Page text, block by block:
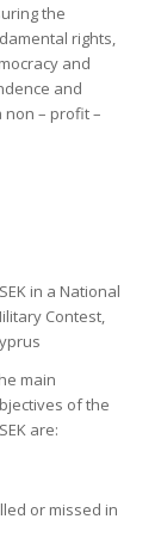
the
rights,
and
and
– profit –
in a National
Contest,
main
of the
are:
or missed in